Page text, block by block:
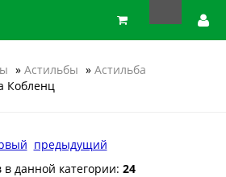
» Астильбы » Астильба
Кобленц
предыдущий
в данной категории: 24